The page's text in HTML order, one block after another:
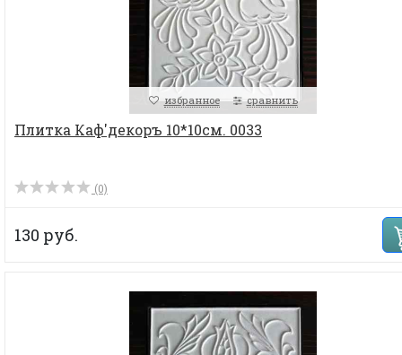
избранное сравнить
Плитка Каф'декоръ 10*10см. 0033
(0)
130 руб.